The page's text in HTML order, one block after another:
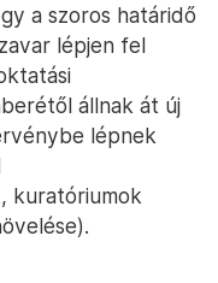
a szoros határidő
lépjen fel
állnak át új
lépnek
kuratóriumok